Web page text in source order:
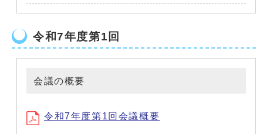
令和7年度第1回
会議の概要
令和7年度第1回会議概要